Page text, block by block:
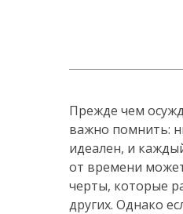
Прежде чем
важно помнить:
идеален, и
от времени
черты, которые
других. Однако